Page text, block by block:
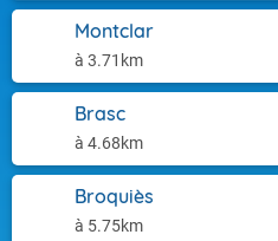
Montclar
à 3.71km
Brasc
à 4.68km
Broquiès
à 5.75km